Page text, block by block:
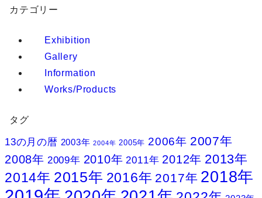
カテゴリー
Exhibition
Gallery
Information
Works/Products
タグ
13の月の暦 2003年 2004年 2005年 2006年 2007年
2008年 2009年 2010年 2011年 2012年 2013年
2014年 2015年 2016年 2017年 2018年